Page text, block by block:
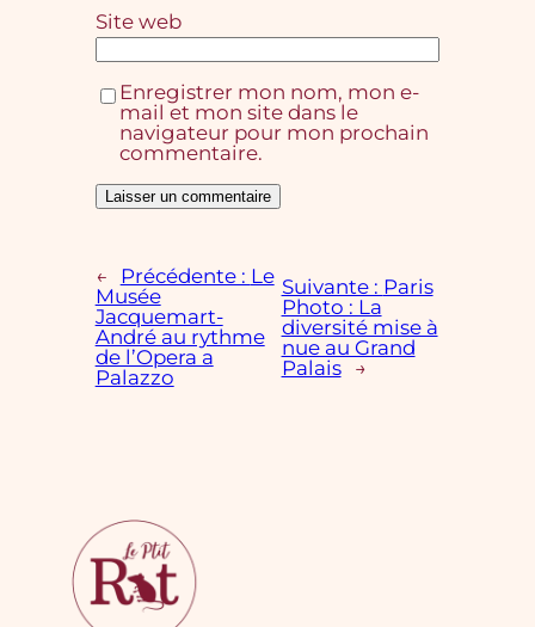
Site web
Enregistrer mon nom, mon e-
mail et mon site dans le
navigateur pour mon prochain
commentaire.
← Précédente : Le
Musée
Jacquemart-
André au rythme
de l’Opera a
Palazzo
Suivante : Paris
Photo : La
diversité mise à
nue au Grand
Palais
→